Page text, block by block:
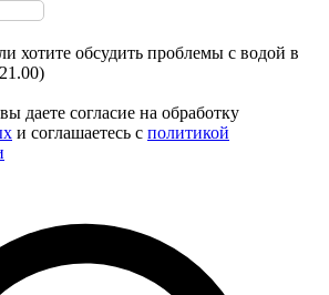
хотите обсудить проблемы с водой в
даете согласие на обработку
и соглашаетесь c политикой